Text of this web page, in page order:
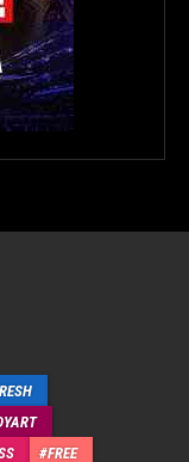
FREE